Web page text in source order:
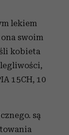
lekiem
swoim
kobieta
15CH, 10
są